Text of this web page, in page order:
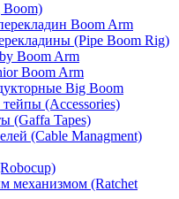
Boom Arm
(Pipe Boom Rig)
Boom Arm
Boom Arm
Big Boom
(Accessories)
(Gaffa Tapes)
(Cable Managment)
механизмом (Ratchet